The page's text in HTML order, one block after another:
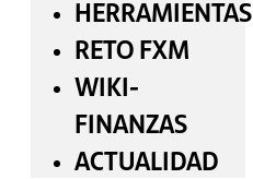
HERRAMIENTAS
RETO FXM
WIKI-
FINANZAS
ACTUALIDAD